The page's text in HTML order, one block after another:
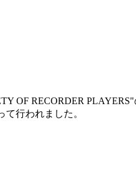
OF RECORDER
行われました。